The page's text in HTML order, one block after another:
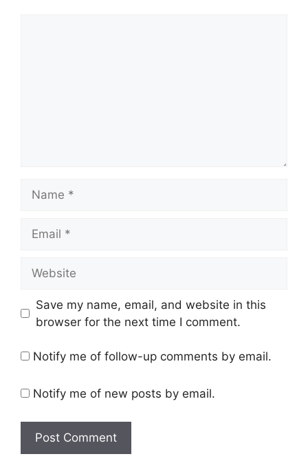
Save my name, email, and website in this
browser for the next time I comment.
Notify me of follow-up comments by email.
Notify me of new posts by email.